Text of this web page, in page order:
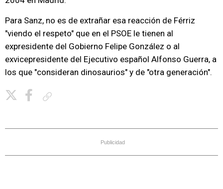
Para Sanz, no es de extrañar esa reacción de Férriz
"viendo el respeto" que en el PSOE le tienen al
expresidente del Gobierno Felipe González o al
exvicepresidente del Ejecutivo español Alfonso Guerra, a
los que "consideran dinosaurios" y de "otra generación".
Publicidad